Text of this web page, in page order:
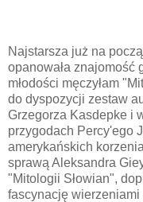
Najstarsza już na
opanowała znajomość
młodości męczyłam
do dyspozycji zestaw
Grzegorza Kasdepke i
przygodach Percy'ego
amerykańskich
sprawą Aleksandra
"Mitologii Słowian",
fascynację wierzeniami